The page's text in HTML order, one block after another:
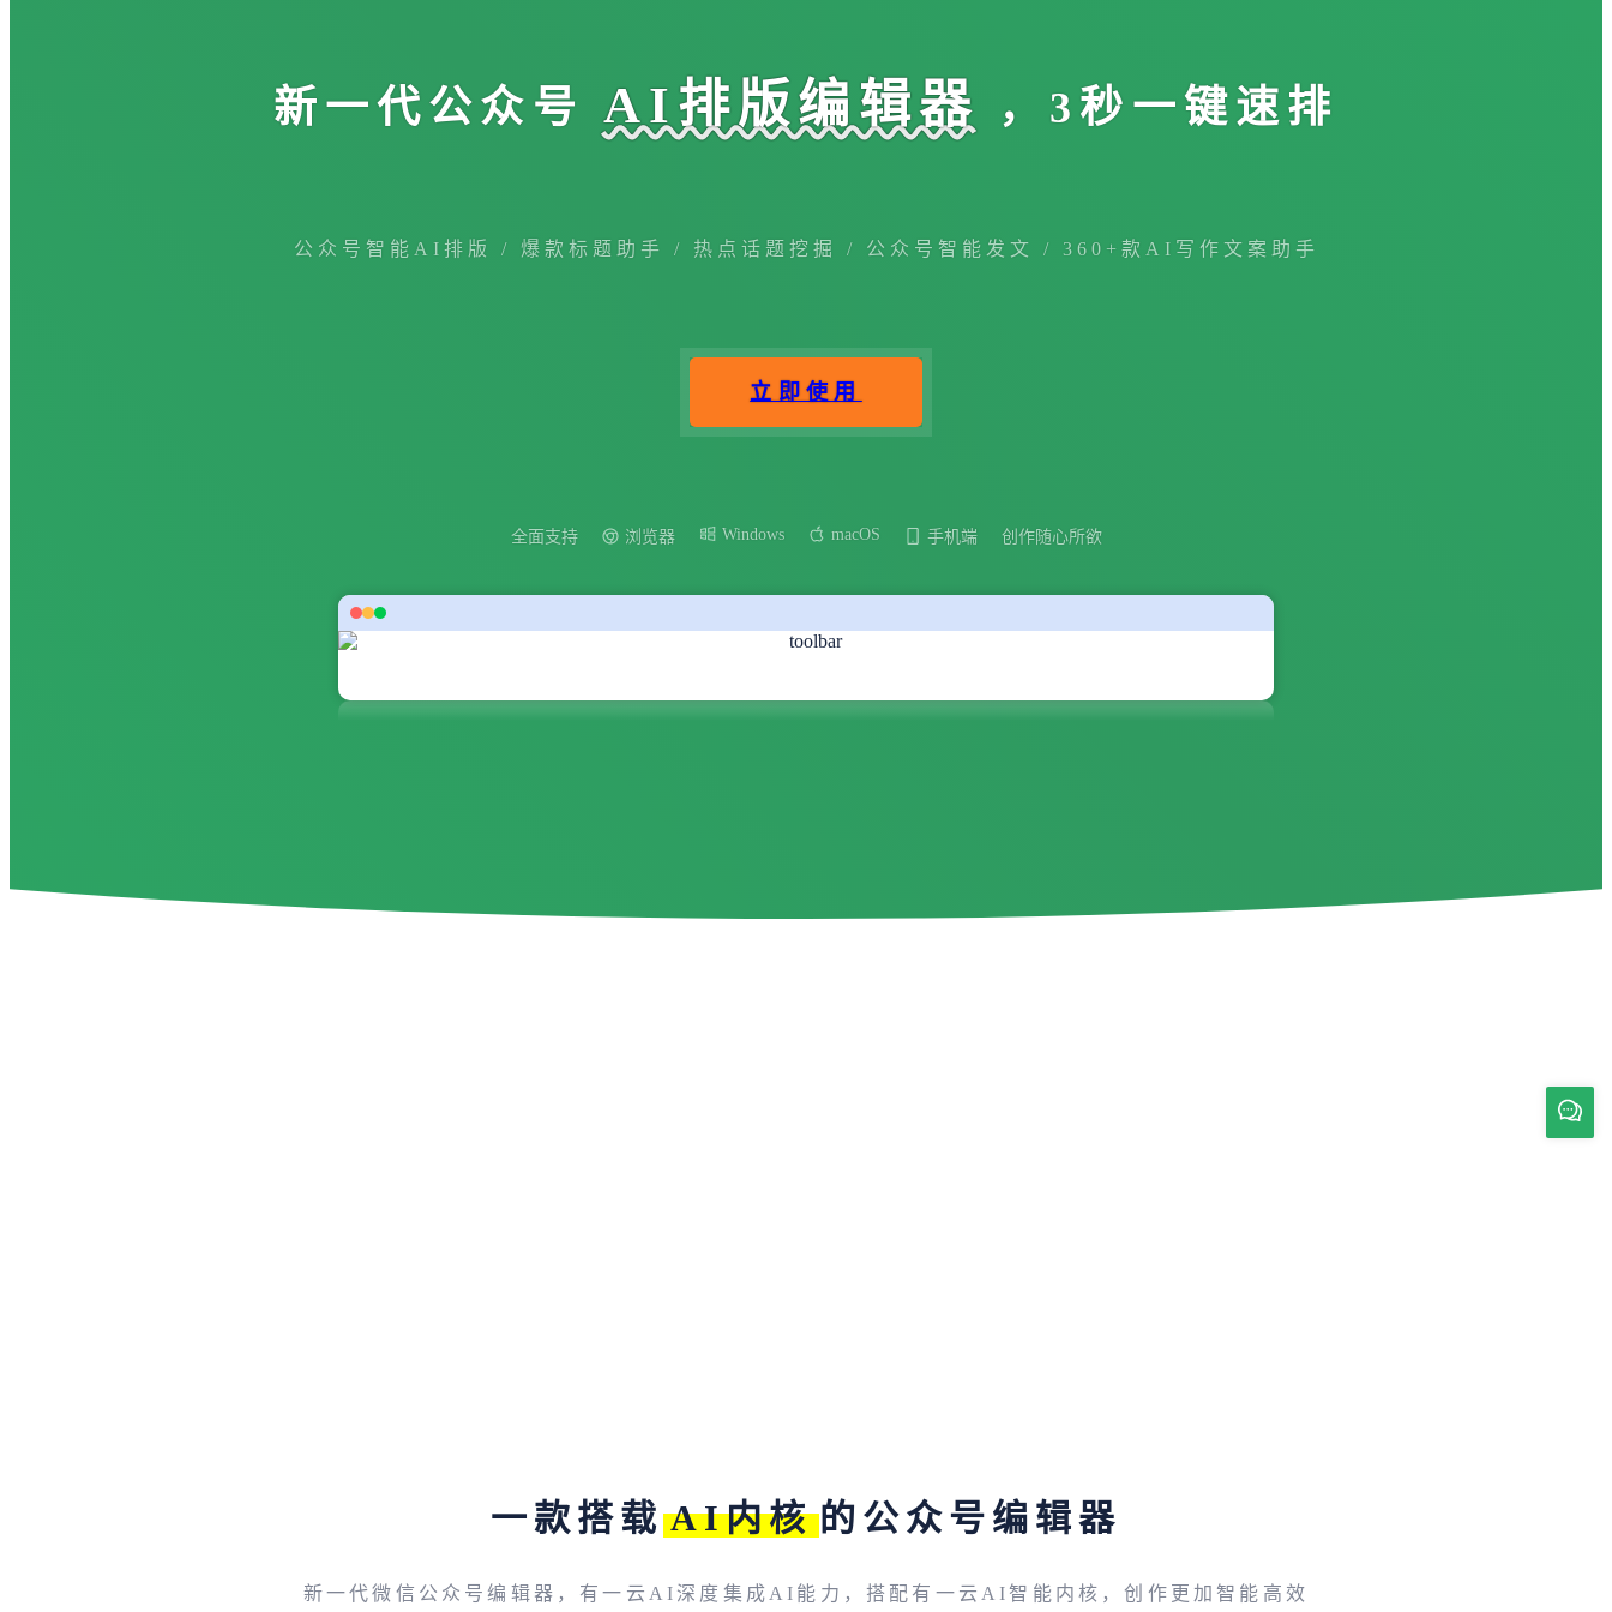
新一代公众号 AI排版编辑器 ，3秒一键速排
公众号智能AI排版 / 爆款标题助手 / 热点话题挖掘 / 公众号智能发文 / 360+款AI写作文案助手
立即使用
全面支持 浏览器 Windows macOS 手机端 创作随心所欲
一款搭载 AI内核 的公众号编辑器
新一代微信公众号编辑器，有一云AI深度集成AI能力，搭配有一云AI智能内核，创作更加智能高效